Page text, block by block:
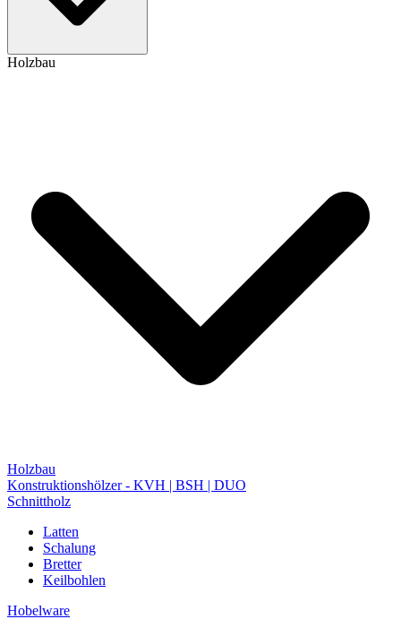
Holzbau
Holzbau
Konstruktionshölzer - KVH | BSH | DUO
Schnittholz
Latten
Schalung
Bretter
Keilbohlen
Hobelware